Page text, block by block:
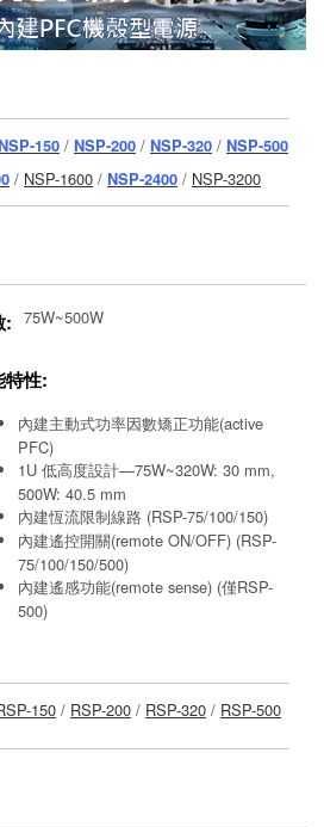
150 / NSP-200 / NSP-320 / NSP-500
/ NSP-1600 / NSP-2400 / NSP-3200
: 75W~500W
特性:
內建主動式功率因數矯正功能(active
PFC)
1U 低高度設計—75W~320W: 30 mm,
500W: 40.5 mm
內建恆流限制線路 (RSP-75/100/150)
內建遙控開關(remote ON/OFF) (RSP-
75/100/150/500)
內建遙感功能(remote sense) (僅RSP-
500)
150 / RSP-200 / RSP-320 / RSP-500